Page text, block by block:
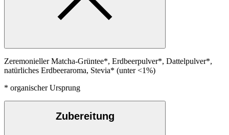
Zeremonieller Matcha-Grüntee*, Erdbeerpulver*, Dattelpulver*,
natürliches Erdbeeraroma, Stevia* (unter <1%)
* organischer Ursprung
Zubereitung